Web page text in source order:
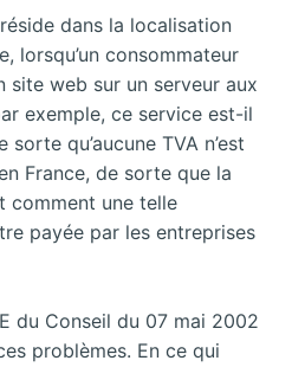
dans la localisation
lorsqu’un consommateur
site web sur un serveur aux
exemple, ce service est-il
qu’aucune TVA n’est
France, de sorte que la
comment une telle
payée par les entreprises
du Conseil du 07 mai 2002
problèmes. En ce qui